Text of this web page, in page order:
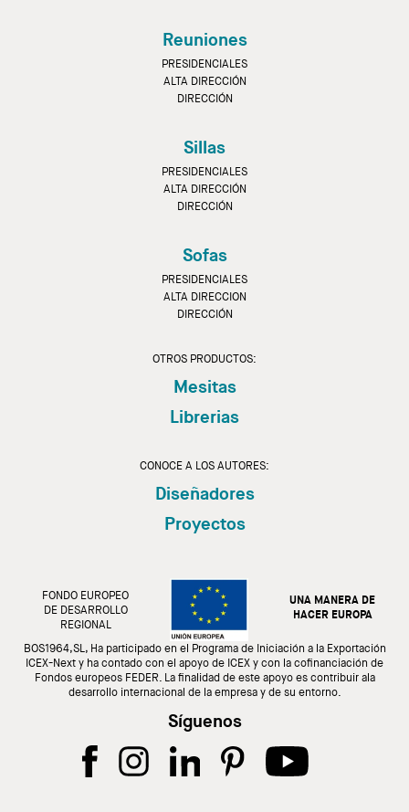
Reuniones
PRESIDENCIALES
ALTA DIRECCIÓN
DIRECCIÓN
Sillas
PRESIDENCIALES
ALTA DIRECCIÓN
DIRECCIÓN
Sofas
PRESIDENCIALES
ALTA DIRECCION
DIRECCIÓN
OTROS PRODUCTOS:
Mesitas
Librerias
CONOCE A LOS AUTORES:
Diseñadores
Proyectos
FONDO EUROPEO
DE DESARROLLO
REGIONAL
UNA MANERA DE
HACER EUROPA
BOS1964,SL, Ha participado en el Programa de Iniciación a la Exportación
ICEX-Next y ha contado con el apoyo de ICEX y con la cofinanciación de
Fondos europeos FEDER. La finalidad de este apoyo es contribuir ala
desarrollo internacional de la empresa y de su entorno.
Síguenos